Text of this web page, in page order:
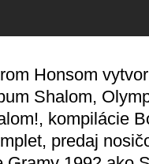
Honsom
Shalom,
kompilácie
predaj